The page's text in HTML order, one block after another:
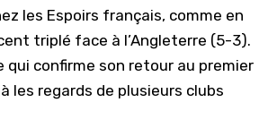
les Espoirs français, comme en
triplé face à l’Angleterre (5-3).
qui confirme son retour au premier
les regards de plusieurs clubs